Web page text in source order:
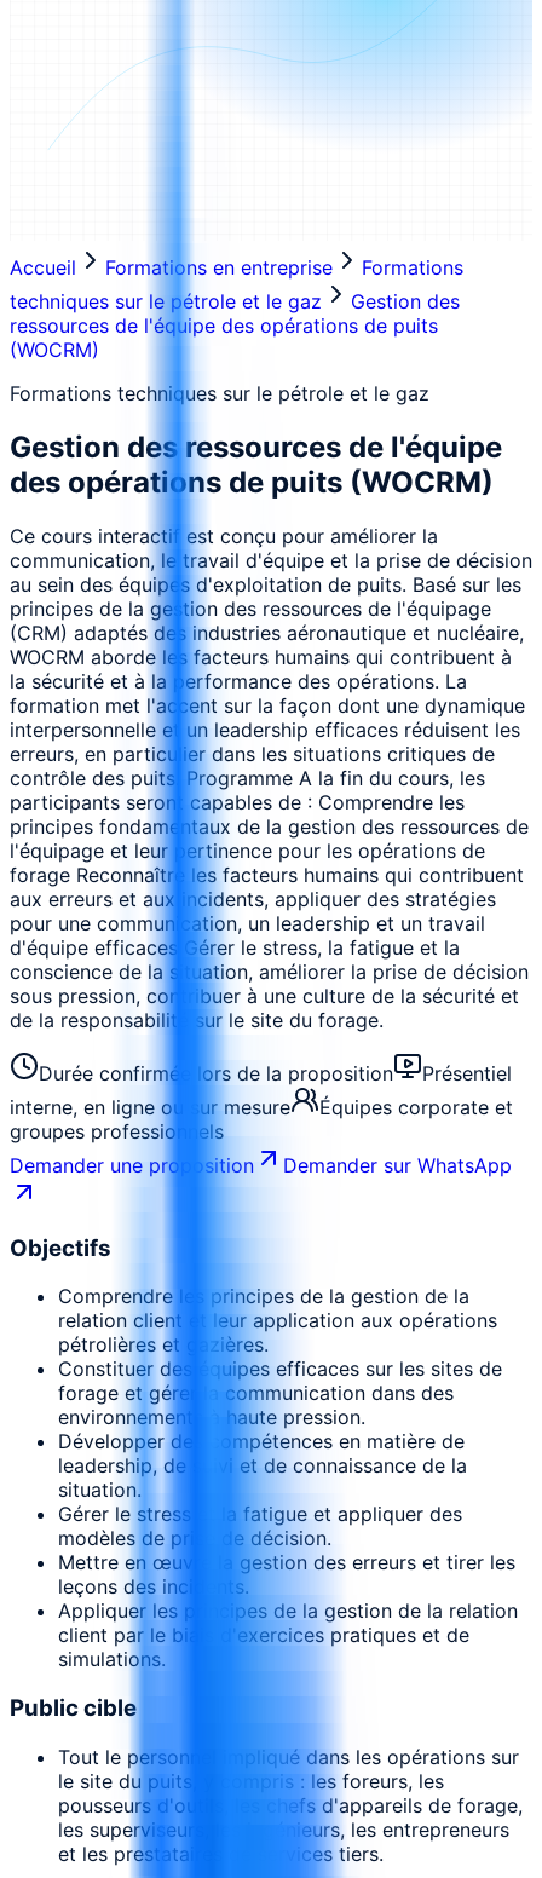
Accueil Formations en entreprise
Formations
techniques sur le pétrole et le gaz
Gestion des
ressources de l'équipe des opérations de puits
(WOCRM)
Formations techniques sur le pétrole et le gaz
Gestion des ressources de l'équipe
des opérations de puits (WOCRM)
Ce cours interactif est conçu pour améliorer la
communication, le travail d'équipe et la prise de décision
au sein des équipes d'exploitation de puits. Basé sur les
principes de la gestion des ressources de l'équipage
(CRM) adaptés des industries aéronautique et nucléaire,
WOCRM aborde les facteurs humains qui contribuent à
la sécurité et à la performance des opérations. La
formation met l'accent sur la façon dont une dynamique
interpersonnelle et un leadership efficaces réduisent les
erreurs, en particulier dans les situations critiques de
contrôle des puits. Programme A la fin du cours, les
participants seront capables de : Comprendre les
principes fondamentaux de la gestion des ressources de
l'équipage et leur pertinence pour les opérations de
forage Reconnaître les facteurs humains qui contribuent
aux erreurs et aux incidents, appliquer des stratégies
pour une communication, un leadership et un travail
d'équipe efficaces Gérer le stress, la fatigue et la
conscience de la situation, améliorer la prise de décision
sous pression, contribuer à une culture de la sécurité et
de la responsabilité sur le site du forage.
Durée confirmée lors de la proposition
Présentiel
interne, en ligne ou sur mesure
Équipes corporate et
groupes professionnels
Demander une proposition
Demander sur WhatsApp
Objectifs
Comprendre les principes de la gestion de la
relation client et leur application aux opérations
pétrolières et gazières.
Constituer des équipes efficaces sur les sites de
forage et gérer la communication dans des
environnements à haute pression.
Développer des compétences en matière de
leadership, de suivi et de connaissance de la
situation.
Gérer le stress et la fatigue et appliquer des
modèles de prise de décision.
Mettre en œuvre la gestion des erreurs et tirer les
leçons des incidents.
Appliquer les principes de la gestion de la relation
client par le biais d'exercices pratiques et de
simulations.
Public cible
Tout le personnel impliqué dans les opérations sur
le site du puits, y compris : les foreurs, les
pousseurs d'outils, les chefs d'appareils de forage,
les superviseurs, les ingénieurs, les entrepreneurs
et les prestataires de services tiers.